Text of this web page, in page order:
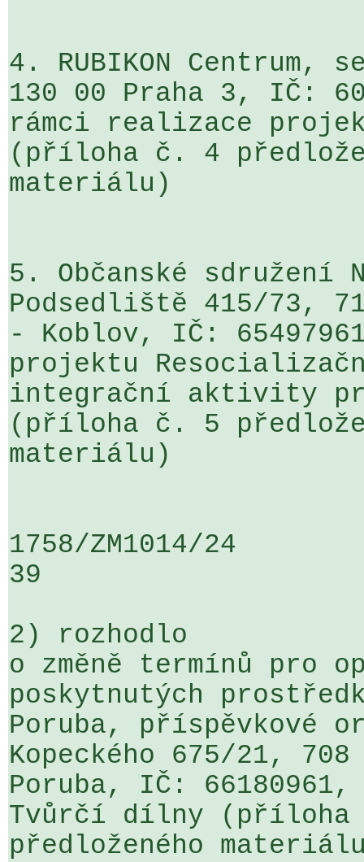
4. RUBIKON Centrum,
130 00 Praha 3, IČ:
rámci realizace
(příloha č. 4
materiálu)
5. Občanské sdružení
Podsedliště 415/73,
- Koblov, IČ:
projektu
integrační aktivity pro
(příloha č. 5
materiálu)
1758/ZM1014/24
39
2) rozhodlo
o změně termínů pro
poskytnutých
Poruba, příspěvkové
Kopeckého 675/21,
Poruba, IČ:
Tvůrčí dílny
předloženého